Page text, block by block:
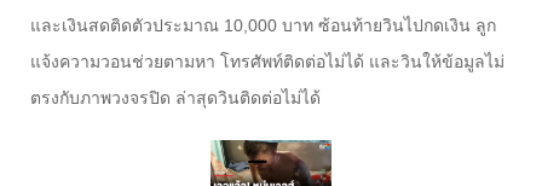
และเงินสดติดตัวประมาณ 10,000 บาท ซ้อนท้ายวินไปกดเงิน ลูก
แจ้งความวอนช่วยตามหา โทรศัพท์ติดต่อไม่ได้ และวินให้ข้อมูลไม่
ตรงกับภาพวงจรปิด ล่าสุดวินติดต่อไม่ได้